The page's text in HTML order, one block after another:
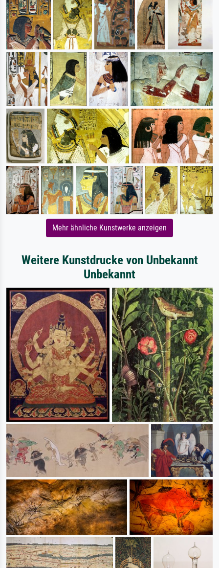
Mehr ähnliche Kunstwerke anzeigen
Weitere Kunstdrucke von Unbekannt
Unbekannt